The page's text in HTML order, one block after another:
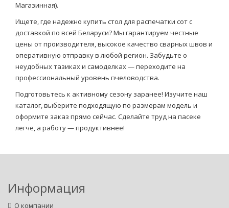
Магазинная).
Ищете, где надежно купить стол для распечатки сот с
доставкой по всей Беларуси? Мы гарантируем честные
цены от производителя, высокое качество сварных швов и
оперативную отправку в любой регион. Забудьте о
неудобных тазиках и самоделках — переходите на
профессиональный уровень пчеловодства.
Подготовьтесь к активному сезону заранее! Изучите наш
каталог, выберите подходящую по размерам модель и
оформите заказ прямо сейчас. Сделайте труд на пасеке
легче, а работу — продуктивнее!
Информация
О компании